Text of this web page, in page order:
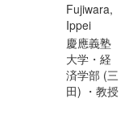
Fujiwara,
Ippei
慶應義塾
大学・経
済学部 (三
田) ・教授